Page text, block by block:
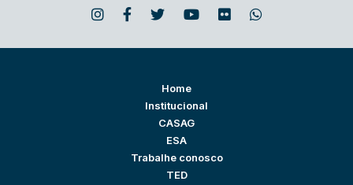
Home
Institucional
CASAG
ESA
Trabalhe conosco
TED